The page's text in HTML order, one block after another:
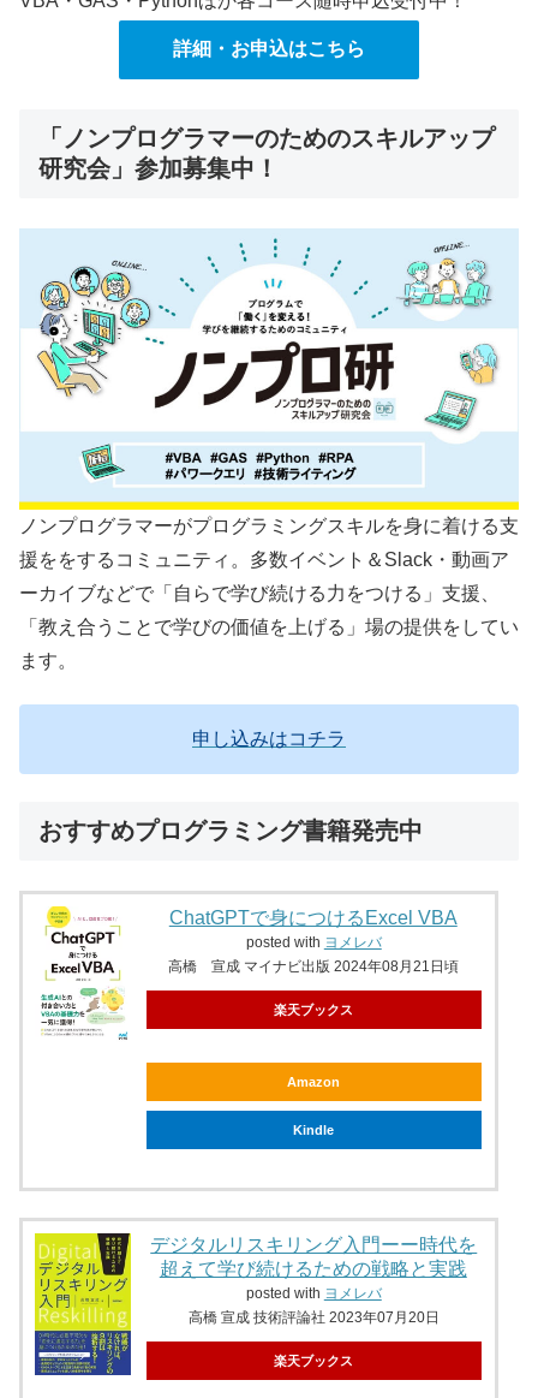
詳細・お申込はこちら
「ノンプログラマーのためのスキルアップ
研究会」参加募集中！
ノンプログラマーがプログラミングスキルを身に着ける支
援ををするコミュニティ。多数イベント＆Slack・動画ア
ーカイブなどで「自らで学び続ける力をつける」支援、
「教え合うことで学びの価値を上げる」場の提供をしてい
ます。
申し込みはコチラ
おすすめプログラミング書籍発売中
ChatGPTで身につけるExcel VBA
posted with ヨメレバ
高橋 宣成 マイナビ出版 2024年08月21日頃
楽天ブックス
Amazon
Kindle
デジタルリスキリング入門ーー時代を
超えて学び続けるための戦略と実践
posted with ヨメレバ
高橋 宣成 技術評論社 2023年07月20日
楽天ブックス